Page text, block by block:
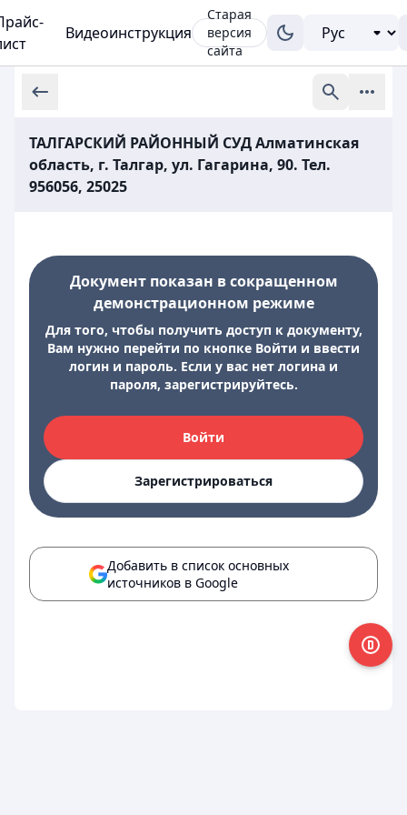
Видеоинструкция
Старая
версия
сайта
ТАЛГАРСКИЙ РАЙОННЫЙ СУД Алматинская
область, г. Талгар, ул. Гагарина, 90. Тел.
956056, 25025
Документ показан в сокращенном
демонстрационном режиме
Для того, чтобы получить доступ к документу,
Вам нужно перейти по кнопке Войти и ввести
логин и пароль. Если у вас нет логина и
пароля, зарегистрируйтесь.
Войти
Зарегистрироваться
Добавить в список основных
источников в Google